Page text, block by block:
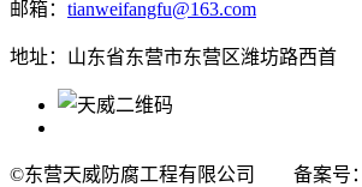
邮箱： tianweifangfu@163.com
地址：山东省东营市东营区潍坊路西首
©东营天威防腐工程有限公司 备案号：